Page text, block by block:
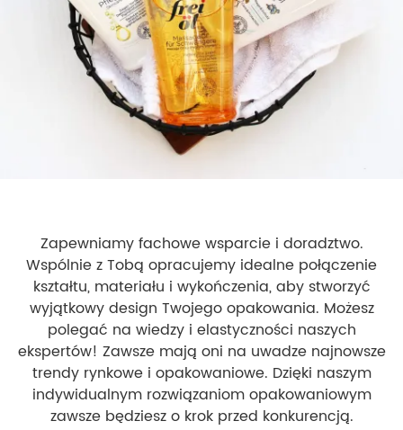
Zapewniamy fachowe wsparcie i doradztwo.
Wspólnie z Tobą opracujemy idealne połączenie
kształtu, materiału i wykończenia, aby stworzyć
wyjątkowy design Twojego opakowania. Możesz
polegać na wiedzy i elastyczności naszych
ekspertów! Zawsze mają oni na uwadze najnowsze
trendy rynkowe i opakowaniowe. Dzięki naszym
indywidualnym rozwiązaniom opakowaniowym
zawsze będziesz o krok przed konkurencją.